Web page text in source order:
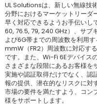
UL Solutionsは、新しい無線技
分野におけるマーケットリーダ
早く対応できるようお手伝い
60, 76.5, 79, 240 GHz）、サブ
よび6G帯までの周波数を利用
mmW（FR2）周波数に対応す
です。また、Wi-Fi 6Eデバイス
さまざまな段階にあるお客様
実施や認証取得だけでなく、認
報の提供、潜在的なリスクに対
市場の要件を満たすよう、コン
様をサポートします。